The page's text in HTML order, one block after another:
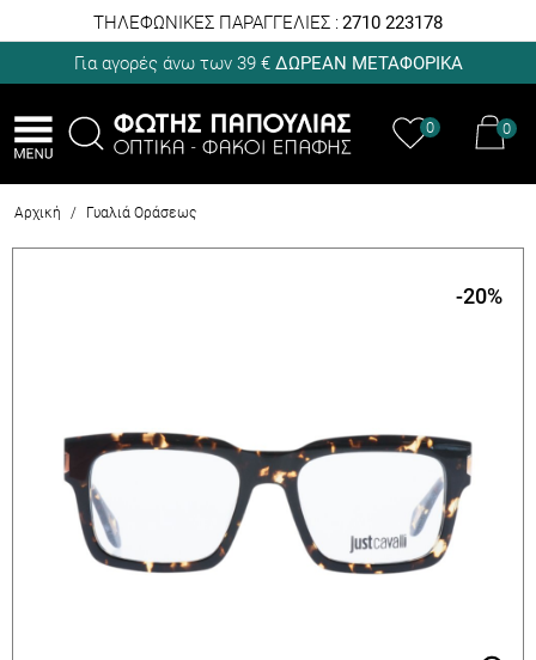
ΤΗΛΕΦΩΝΙΚΕΣ ΠΑΡΑΓΓΕΛΙΕΣ : 2710 223178
Για αγορές άνω των 39 € ΔΩΡΕΑΝ ΜΕΤΑΦΟΡΙΚΑ
0 0
Αρχική / Γυαλιά Οράσεως
-20%